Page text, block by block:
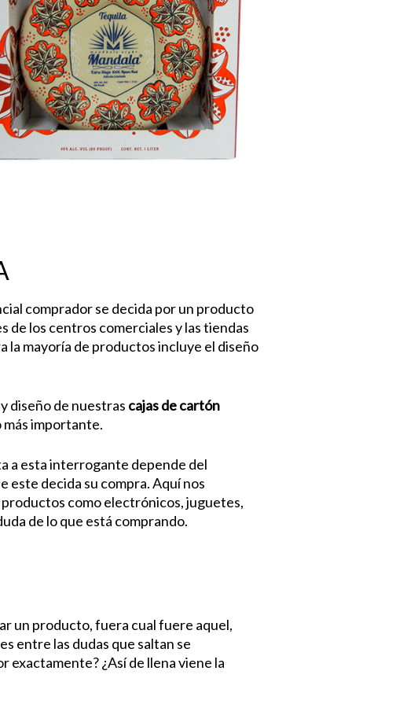
comprador se decida por un producto
de los centros comerciales y las tiendas
la mayoría de productos incluye el diseño
diseño de nuestras cajas de cartón
importante.
a esta interrogante depende del
este decida su compra. Aquí nos
como electrónicos, juguetes,
de lo que está comprando.
un producto, fuera cual fuere aquel,
entre las dudas que saltan se
exactamente? ¿Así de llena viene la